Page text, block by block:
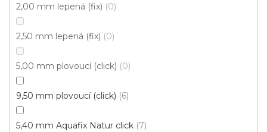
2,00 mm lepená (fix) 0
2,50 mm lepená (fix) 0
5,00 mm plovoucí (click) 0
9,50 mm plovoucí (click) 6
5,40 mm Aquafix Natur click 7
od
599 Kč
Click (plovoucí)